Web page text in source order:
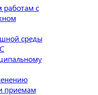
работам с
среды
приемам